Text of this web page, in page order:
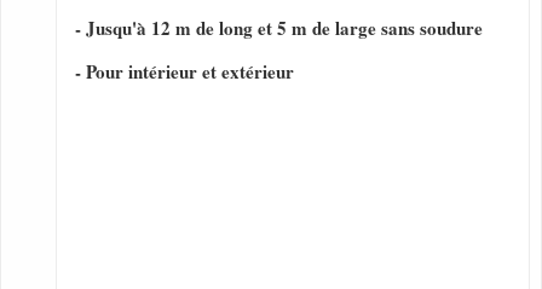
- Jusqu'à 12 m de long et 5 m de large sans soudure
- Pour intérieur et extérieur